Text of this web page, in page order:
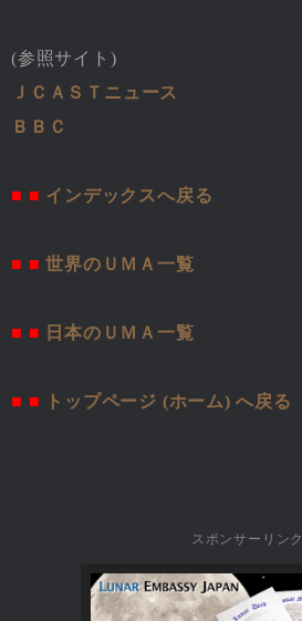
(参照サイト)
ＪＣＡＳＴニュース
ＢＢＣ
■ ■ インデックスへ戻る
■ ■ 世界のＵＭＡ一覧
■ ■ 日本のＵＭＡ一覧
■ ■ トップページ (ホーム) へ戻る
スポンサーリンク